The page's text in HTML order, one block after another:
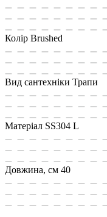
Колір Brushed
Вид сантехніки Трапи
Матеріал SS304 L
Довжина, см 40